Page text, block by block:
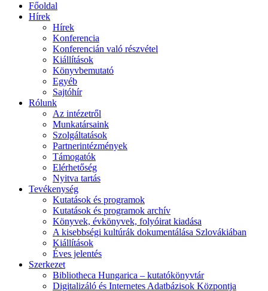
Főoldal
Hírek
Hírek
Konferencia
Konferencián való részvétel
Kiállítások
Könyvbemutató
Egyéb
Sajtóhír
Rólunk
Az intézetről
Munkatársaink
Szolgáltatások
Partnerintézmények
Támogatók
Elérhetőség
Nyitva tartás
Tevékenység
Kutatások és programok
Kutatások és programok archív
Könyvek, évkönyvek, folyóirat kiadása
A kisebbségi kultúrák dokumentálása Szlovákiában
Kiállítások
Éves jelentés
Szerkezet
Bibliotheca Hungarica – kutatókönyvtár
Digitalizáló és Internetes Adatbázisok Központja